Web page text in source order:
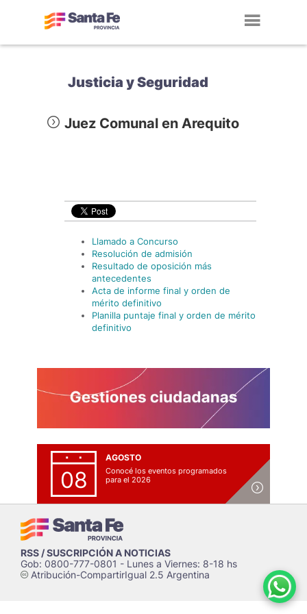
Justicia y Seguridad
Juez Comunal en Arequito
Llamado a Concurso
Resolución de admisión
Resultado de oposición más
antecedentes
Acta de informe final y orden de
mérito definitivo
Planilla puntaje final y orden de mérito
definitivo
08
AGOSTO
Conocé los eventos programados
para el 2026
RSS / SUSCRIPCIÓN A NOTICIAS
Gob: 0800-777-0801 - Lunes a Viernes: 8-18 hs
cAtribución-CompartirIgual 2.5 Argentina